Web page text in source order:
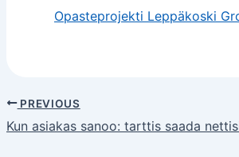
Opasteprojekti Leppäkoski
PREVIOUS
Kun asiakas sanoo: tarttis saada